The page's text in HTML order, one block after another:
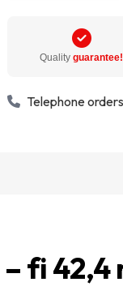
Qualityguarantee!
Telephone orders
fi